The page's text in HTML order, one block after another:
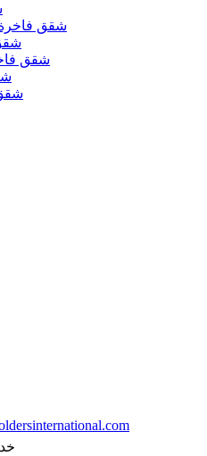
شقق فاخرة
شقق